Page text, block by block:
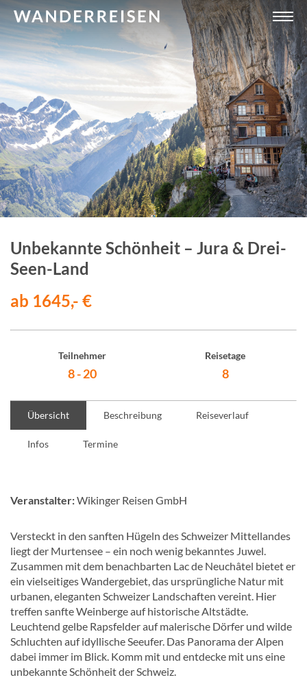
Unbekannte Schönheit – Jura & Drei-
Seen-Land
ab 1645,- €
Teilnehmer
8 - 20
Reisetage
8
Übersicht Beschreibung Reiseverlauf
Infos Termine
Veranstalter:Wikinger Reisen GmbH
Versteckt in den sanften Hügeln des Schweizer Mittellandes
liegt der Murtensee – ein noch wenig bekanntes Juwel.
Zusammen mit dem benachbarten Lac de Neuchâtel bietet er
ein vielseitiges Wandergebiet, das ursprüngliche Natur mit
urbanen, eleganten Schweizer Landschaften vereint. Hier
treffen sanfte Weinberge auf historische Altstädte.
Leuchtend gelbe Rapsfelder auf malerische Dörfer und wilde
Schluchten auf idyllische Seeufer. Das Panorama der Alpen
dabei immer im Blick. Komm mit und entdecke mit uns eine
unbekannte Schönheit der Schweiz.